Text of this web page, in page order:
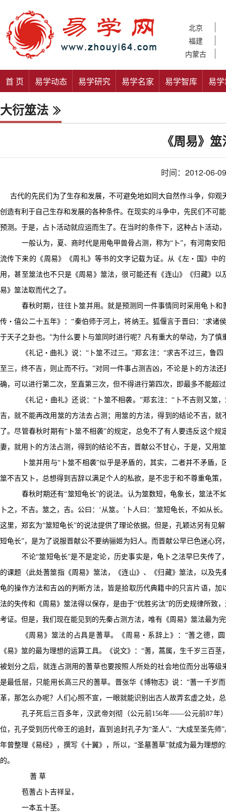
北京
福建
内蒙古
首 页 易学动态 易学研究 易学名家 易学智库 易
大衍筮法
《周易》
时间：2012-06-09
古代的先民们为了生存和发展，不可避免地如同大自然作斗争，仰观
创造有利于自己生存和发展的各种条件。在现实的斗争中，先民们不可
预测。于是，占卜活动就应运而生了。在当时的条件下，这种占卜活动
一般认为，夏、商时代是用龟甲兽骨占测，称为“卜”，有河南安
流传下来的《周易》 《周礼》等书的文字记载为证。从《左・国》中
用，甚至筮法也不只是《周易》筮法，很可能还有《连山》《归藏》
易》筮法取而代之了。
春秋时期，往往卜筮并用。就是预测同一件事情同时采用龟卜和
传・僖公二十五年》：“秦伯师于河上，将纳王。狐偃言于晋曰 ： ‘求诸
于天子之卦也。”为什么要卜与筮同时进行呢？凡有重大的举动，为了
《礼记・曲礼》说：“ 卜筮不过三。”郑玄注： “求吉不过三，鲁四
至三，终不吉，则止而不行。”对同一件事占测吉凶，不论是卜的方法
确，可以进行第二次，至直第三次，但不得进行第四次，即最多不能超
《礼记・曲礼》还说：“ 卜筮不相袭。”郑玄注：“ 卜不吉则又筮
吉，就不能再改用筮的方法去占测；用筮的方法，得到的结论不吉，
了。尽管春秋时期有“卜筮不相袭”的规定，总免不了有人要违反这个
妻，就用卜的方法占测，得到的结论不吉，晋献公不甘心，于是，又用
卜筮并用与“卜筮不相袭”似乎是矛盾的，其实，二者并不矛盾
筮不吉又卜，总想得到吉辞以满足个人的私欲，是不忠于和不尊重龟策
春秋时期还有“筮短龟长”的说法。认为筮数短，龟象长，筮法
卜之，不吉。筮之，吉。公曰 ：‘从筮。’卜人 曰 ： ‘筮短龟长，不如从长
这里，郑玄为“筮短龟长”的说法提供了理论依据。但是，孔颖达另有见
短龟长”，是为了说服晋献公不要纳骊姬为妇人。而晋献公早已色迷心
不论“筮短龟长”是不是定论，历史事实是，龟卜之法早巳失传
的课题（此处蓍筮指《周易》筮法， 《连山》、《归藏》筮法，以及先
龟的操作方法和吉凶的判断方法，皆是拾取历代典籍中的只言片语，
法的失传和《周易》筮法得以保存，是由于“优胜劣汰”的历史规律所致
考证。但是，我们现在能见到的先秦占测方法，唯有《周易》筮法最为
《周易》筮法的占具是蓍草。《周易・系辞上》： “蓍之德，
《易》筮的最为理想的运算工具。 《说文》： “蓍，蒿属，生千岁三百茎
被划分之后，就连占测用的蓍草也要按照人所处的社会地位而分出等
是最低层，只能用长高三尺的蓍草。晋张华《博物志》说： “蓍一千岁
革，那怎么办呢？人们心照不宣，一眼就能识别出古人故弄玄虚之处，
孔子死后三百多年，汉武帝刘彻（公元前156年――公元前87年
位，孔子受到历代帝王的追封，直到追封孔子为“圣人”、 “大成至圣先师
年曾整理《易经》，撰写《十翼》，所以， “圣墓蓍草”就成为最为理想
的。
蓍 草
苞蓍占卜吉祥呈，
一本五十茎。